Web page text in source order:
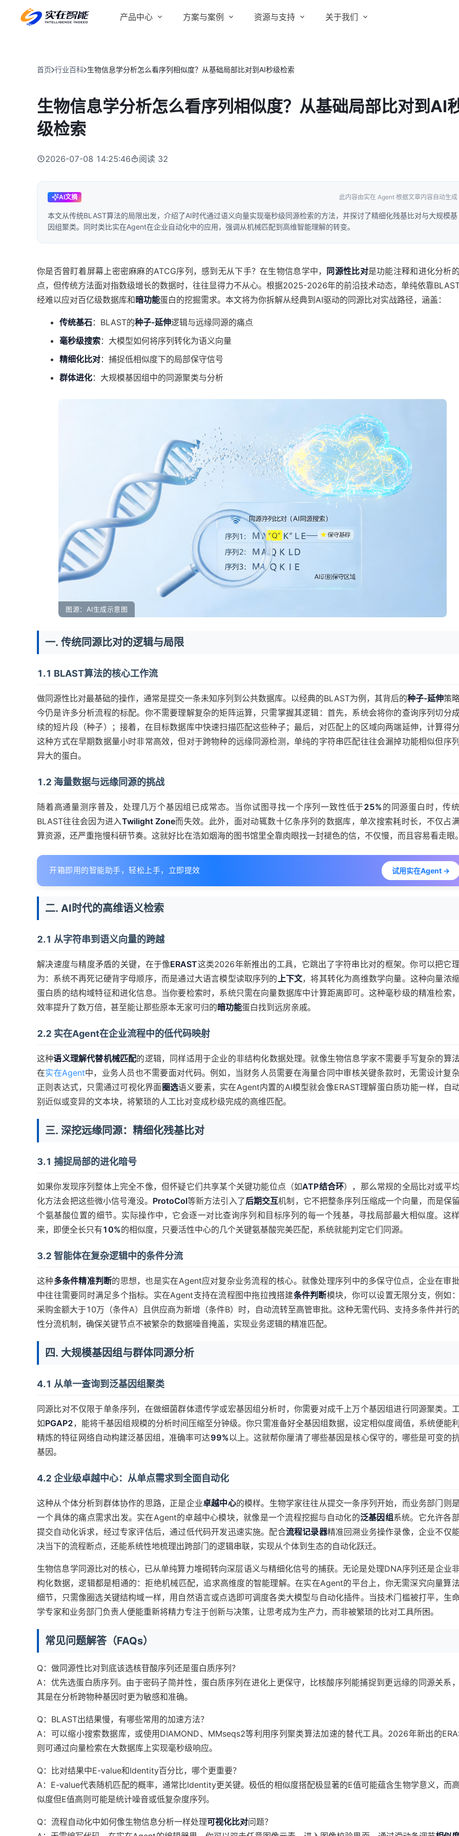
产品中心
实在 Agent
Tars 大模型
自研大模型赋能全系产品
实在 RPA 设计器
实在 RPA 机器人
可靠的机器人终端
方案与案例
跨境电商 政府及公共服务
资源与支持
帮助中心
关于我们
行业百科
首页 行业百科 生物信息学分析怎么看序列相似度？从基础局部比对到AI秒级检索
生物信息学分析怎么看序列相似度？从基础局部比对到AI
级检索
2026-07-08 14:25:46 阅读 32
AI文摘 此内容由实在 Agent 根据文章内容自动生成
本文从传统BLAST算法的局限出发，介绍了AI时代通过语义向量实现毫秒级同源检索的方法，并探讨了精细化残基比对与大规模基
因组聚类。同时类比实在Agent在企业自动化中的应用，强调从机械匹配到高维智能理解的转变。
你是否曾盯着屏幕上密密麻麻的ATCG序列，感到无从下手？在生物信息学中， 同源性比对是功能注释和进化分析
点，但传统方法面对指数级增长的数据时，往往显得力不从心。根据2025-2026年的前沿技术动态，单纯依靠
经难以应对百亿级数据库和暗功能蛋白的挖掘需求。本文将为你拆解从经典到AI驱动的同源比对实战路径，涵盖：
传统基石：BLAST的种子-延伸逻辑与远缘同源的痛点
毫秒级搜索：大模型如何将序列转化为语义向量
精细化比对：捕捉低相似度下的局部保守信号
群体进化：大规模基因组中的同源聚类与分析
图源：AI生成示意图
一. 传统同源比对的逻辑与局限
1.1 BLAST算法的核心工作流
做同源性比对最基础的操作，通常是提交一条未知序列到公共数据库。以经典的BLAST为例，其背后的种子-延伸策
今仍是许多分析流程的标配。你不需要理解复杂的矩阵运算，只需掌握其逻辑：首先，系统会将你的查询序列切分
续的短片段（种子）；接着，在目标数据库中快速扫描匹配这些种子；最后，对匹配上的区域向两端延伸，计算得分
这种方式在早期数据量小时非常高效，但对于跨物种的远缘同源检测，单纯的字符串匹配往往会漏掉功能相似但序
异大的蛋白。
1.2 海量数据与远缘同源的挑战
随着高通量测序普及，处理几万个基因组已成常态。当你试图寻找一个序列一致性低于25%的同源蛋白时，传
BLAST往往会因为进入Twilight Zone而失效。此外，面对动辄数十亿条序列的数据库，单次搜索耗时长，不仅占
算资源，还严重拖慢科研节奏。这就好比在浩如烟海的图书馆里全靠肉眼找一封褪色的信，不仅慢，而且容易看走眼。
开箱即用的智能助手，轻松上手，立即提效 试用实在Agent →
二. AI时代的高维语义检索
2.1 从字符串到语义向量的跨越
解决速度与精度矛盾的关键，在于像ERAST这类2026年新推出的工具，它跳出了字符串比对的框架。你可以把它
为：系统不再死记硬背字母顺序，而是通过大语言模型读取序列的 上下文，将其转化为高维数学向量。这种向量浓
蛋白质的结构域特征和进化信息。当你要检索时，系统只需在向量数据库中计算距离即可。这种毫秒级的精准检索
效率提升了数万倍，甚至能让那些原本无家可归的暗功能蛋白找到远房亲戚。
2.2 实在Agent在企业流程中的低代码映射
这种语义理解代替机械匹配的逻辑，同样适用于企业的非结构化数据处理。就像生物信息学家不需要手写复杂的算法
在实在Agent中，业务人员也不需要面对代码。例如，当财务人员需要在海量合同中审核关键条款时，无需设计复
正则表达式，只需通过可视化界面圈选语义要素，实在Agent内置的AI模型就会像ERAST理解蛋白质功能一样，自
别近似或变异的文本块，将繁琐的人工比对变成秒级完成的高维匹配。
三. 深挖远缘同源：精细化残基比对
3.1 捕捉局部的进化暗号
如果你发现序列整体上完全不像，但怀疑它们共享某个关键功能位点（如ATP结合环），那么常规的全局比对或平
化方法会把这些微小信号淹没。 ProtoCol等新方法引入了后期交互机制，它不把整条序列压缩成一个向量，而是保
个氨基酸位置的细节。实际操作中，它会逐一对比查询序列和目标序列的每一个残基，寻找局部最大相似度。这
来，即便全长只有10%的相似度，只要活性中心的几个关键氨基酸完美匹配，系统就能判定它们同源。
3.2 智能体在复杂逻辑中的条件分流
这种多条件精准判断的思想，也是实在Agent应对复杂业务流程的核心。就像处理序列中的多保守位点，企业在审
中往往需要同时满足多个指标。实在Agent支持在流程图中拖拉拽搭建条件判断模块，你可以设置无限分支，例如
采购金额大于10万（条件A）且供应商为新增（条件B）时，自动流转至高管审批。这种无需代码、支持多条件并行
性分流机制，确保关键节点不被繁杂的数据噪音掩盖，实现业务逻辑的精准匹配。
四. 大规模基因组与群体同源分析
4.1 从单一查询到泛基因组聚类
同源比对不仅限于单条序列，在做细菌群体遗传学或宏基因组分析时，你需要对成千上万个基因组进行同源聚类。
如PGAP2，能将千基因组规模的分析时间压缩至分钟级。你只需准备好全基因组数据，设定相似度阈值，系统便能
精炼的特征网络自动构建泛基因组，准确率可达99%以上。这就帮你厘清了哪些基因是核心保守的，哪些是可变的
基因。
4.2 企业级卓越中心：从单点需求到全面自动化
这种从个体分析到群体协作的思路，正是企业卓越中心的模样。生物学家往往从提交一条序列开始，而业务部门则
一个具体的痛点需求出发。实在Agent的卓越中心模块，就像是一个流程挖掘与自动化的泛基因组系统。它允许各
提交自动化诉求，经过专家评估后，通过低代码开发迅速实施。配合流程记录器精准回溯业务操作录像，企业不仅
决当下的流程断点，还能系统性地梳理出跨部门的逻辑串联，实现从个体到生态的自动化跃迁。
生物信息学同源比对的核心，已从单纯算力堆砌转向深层语义与精细化信号的捕获。无论是处理DNA序列还是企业
构化数据，逻辑都是相通的：拒绝机械匹配，追求高维度的智能理解。在实在Agent的平台上，你无需深究向量算
细节，只需像圈选关键结构域一样，用自然语言或点选即可调度各类大模型与自动化插件。当技术门槛被打平，生
学专家和业务部门负责人便能重新将精力专注于创新与决策，让思考成为生产力，而非被繁琐的比对工具所困。
常见问题解答（FAQs）
Q：做同源性比对到底该选核苷酸序列还是蛋白质序列？
A：优先选蛋白质序列。由于密码子简并性，蛋白质序列在进化上更保守，比核酸序列能捕捉到更远缘的同源关系
其是在分析跨物种基因时更为敏感和准确。
Q：BLAST出结果慢，有哪些常用的加速方法？
A：可以缩小搜索数据库，或使用DIAMOND、MMseqs2等利用序列聚类算法加速的替代工具。2026年新出的
则可通过向量检索在大数据库上实现毫秒级响应。
Q：比对结果中E-value和Identity百分比，哪个更重要？
A：E-value代表随机匹配的概率，通常比Identity更关键。极低的相似度搭配极显著的E值可能蕴含生物学意义，而
似度但E值高则可能是统计噪音或低复杂度序列。
Q：流程自动化中如何像生物信息分析一样处理可视化比对问题？